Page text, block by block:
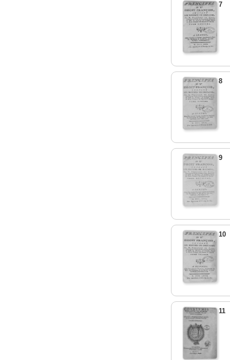
7
8
9
10
11